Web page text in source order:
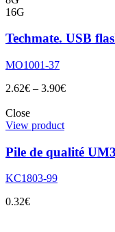
16G
Techmate. USB
MO1001-37
2.62€ – 3.90€
Close
View product
Pile de qualité
KC1803-99
0.32€